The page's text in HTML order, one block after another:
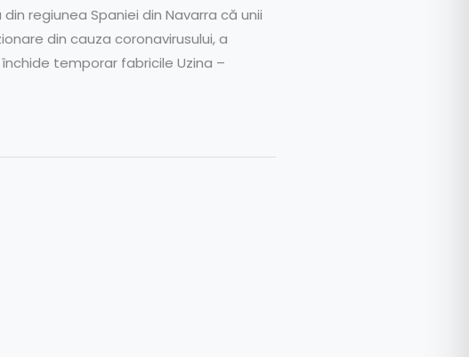
regiunea Spaniei din Navarra că unii
din cauza coronavirusului, a
temporar fabricile Uzina –